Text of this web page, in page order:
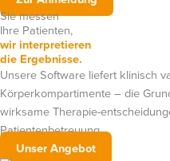
Sie messen
Ihre Patienten,
wir interpretieren
die Ergebnisse.
Unsere Software liefert klinisch
Körperkompartimente – die
wirksame Therapie-
Patientenbetreuung.
Unser Angebot